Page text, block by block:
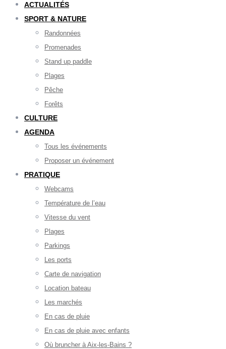
ACTUALITÉS
SPORT & NATURE
Randonnées
Promenades
Stand up paddle
Plages
Pêche
Forêts
CULTURE
AGENDA
Tous les événements
Proposer un événement
PRATIQUE
Webcams
Température de l’eau
Vitesse du vent
Plages
Parkings
Les ports
Carte de navigation
Location bateau
Les marchés
En cas de pluie
En cas de pluie avec enfants
Où bruncher à Aix-les-Bains ?